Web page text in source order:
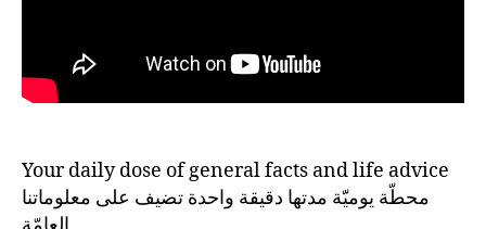
Your daily dose of general facts and life advice
محطّة يوميّة مدتها دقيقة واحدة تضيف على معلوماتنا